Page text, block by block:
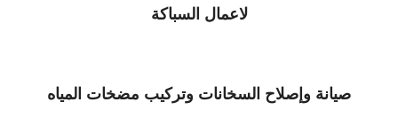
لاعمال السباكة
صيانة وإصلاح السخانات وتركيب مضخات المياه